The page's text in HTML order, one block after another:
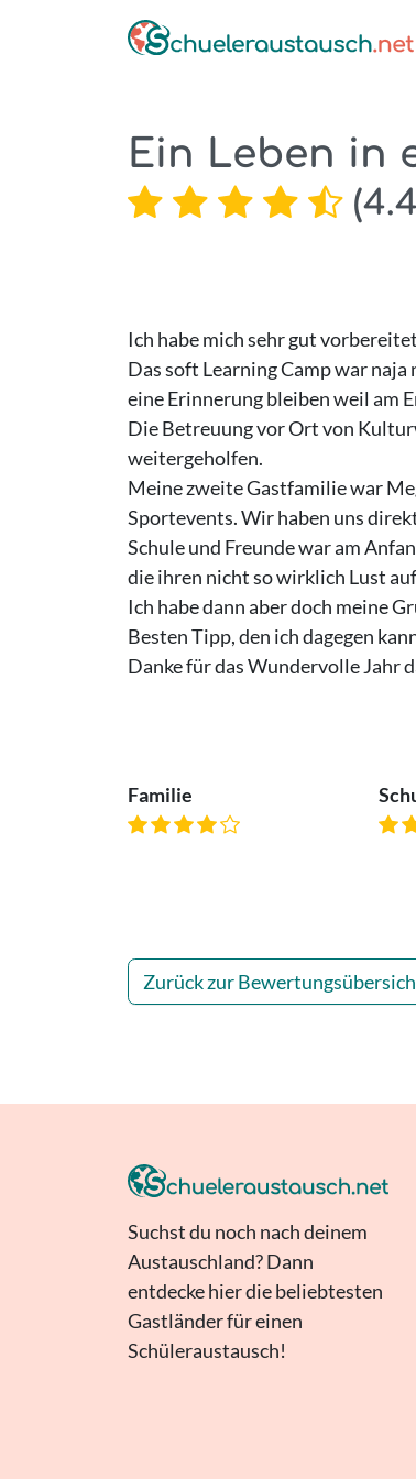
Ein Leben in
(4.4
Ich habe mich sehr gut
Das soft Learning Camp war
eine Erinnerung bleiben weil am
Die Betreuung vor Ort von
weitergeholfen.
Meine zweite Gastfamilie war
Sportevents. Wir haben uns
Schule und Freunde war am
die ihren nicht so wirklich Lust
Ich habe dann aber doch meine
Besten Tipp, den ich dagegen
Danke für das Wundervolle Jahr
Familie
Zurück zur
Suchst du noch nach deinem
Austauschland? Dann
entdecke hier die beliebtesten
Gastländer für einen
Schüleraustausch!